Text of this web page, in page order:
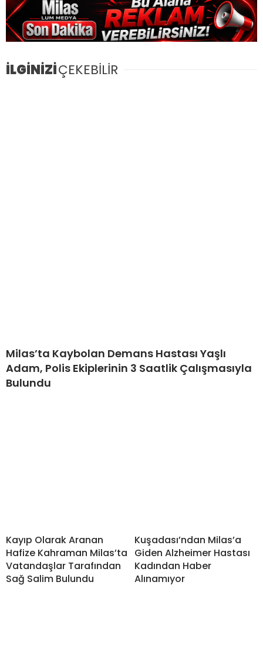
İLGİNİZİÇEKEBİLİR
Milas’ta Kaybolan Demans Hastası Yaşlı
Adam, Polis Ekiplerinin 3 Saatlik Çalışmasıyla
Bulundu
Kayıp Olarak Aranan
Hafize Kahraman Milas’ta
Vatandaşlar Tarafından
Sağ Salim Bulundu
Kuşadası’ndan Milas’a
Giden Alzheimer Hastası
Kadından Haber
Alınamıyor